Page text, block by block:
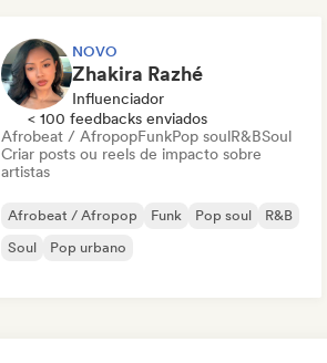
NOVO
Zhakira Razhé
Influenciador
< 100 feedbacks enviados
Afrobeat / AfropopFunkPop soulR&BSoul
Criar posts ou reels de impacto sobre
artistas
Afrobeat / Afropop Funk Pop soul
R&B
Soul
Pop urbano